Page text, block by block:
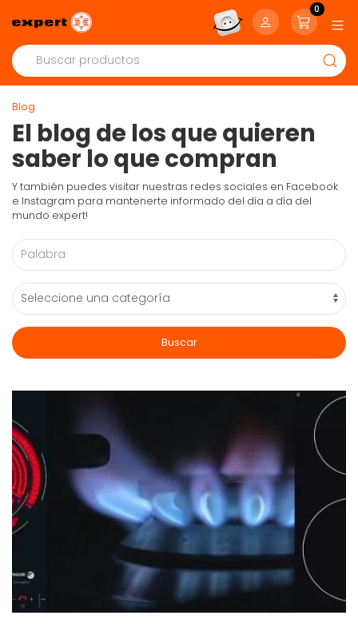
0
Blog
El blog de los que quieren
saber lo que compran
Y también puedes visitar nuestras redes sociales en Facebook
e Instagram para mantenerte informado del día a día del
mundo expert!
Buscar